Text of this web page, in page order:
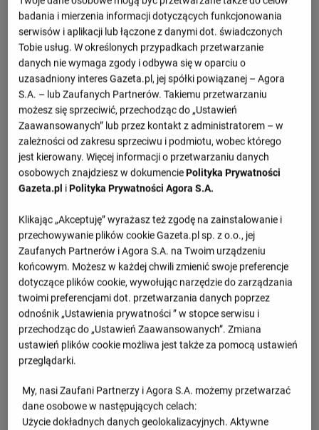
szczegóły
Przegląd wydarzeń
Jese
(2')
Estanis Pedrola
(56')
Stipe Biuk
(80')
S. Barcia
(90')
J. Ponceau
(32')
C. Michelin
T. Miyashiro
(66') za A. Garcia
I. Bravo
(74') za Jese
M. Park
(74') za E. Pedrola
J. Herzog
(85') za E. Clemente
I. Gil
J. Latasa
(65') za L. Sanseviero
A. Ndiaye
(65') za V. Meseguer
R. Martinez
(70') za M. Jaouab
H. San Modesto
(70') za C. Clerc
I. Alani
(74') za J. Ponceau
Informacje o meczu
LaLiga2, 38 kolejka
badania i mierzenia informacji dotyczących funkcjonowania
serwisów i aplikacji lub łączone z danymi dot. świadczonych
Tobie usług. W określonych przypadkach przetwarzanie
danych nie wymaga zgody i odbywa się w oparciu o
uzasadniony interes Gazeta.pl, jej spółki powiązanej – Agora
S.A. – lub Zaufanych Partnerów. Takiemu przetwarzaniu
możesz się sprzeciwić, przechodząc do „Ustawień
Zaawansowanych” lub przez kontakt z administratorem – w
zależności od zakresu sprzeciwu i podmiotu, wobec którego
jest kierowany. Więcej informacji o przetwarzaniu danych
osobowych znajdziesz w dokumenciePolityka Prywatności
Gazeta.pl iPolityka Prywatności Agora S.A.
Klikając „Akceptuję” wyrażasz też zgodę na zainstalowanie i
przechowywanie plików cookie Gazeta.pl sp. z o.o., jej
Zaufanych Partnerów i Agora S.A. na Twoim urządzeniu
końcowym. Możesz w każdej chwili zmienić swoje preferencje
dotyczące plików cookie, wywołując narzędzie do zarządzania
twoimi preferencjami dot. przetwarzania danych poprzez
odnośnik „Ustawienia prywatności ” w stopce serwisu i
przechodząc do „Ustawień Zaawansowanych”. Zmiana
ustawień plików cookie możliwa jest także za pomocą ustawień
przeglądarki.
My, nasi Zaufani Partnerzy i Agora S.A. możemy przetwarzać
dane osobowe w następujących celach:
Użycie dokładnych danych geolokalizacyjnych. Aktywne